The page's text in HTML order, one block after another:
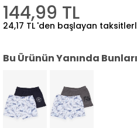
144,99 TL
24,17 TL 'den başlayan
Bu Ürünün Yanında